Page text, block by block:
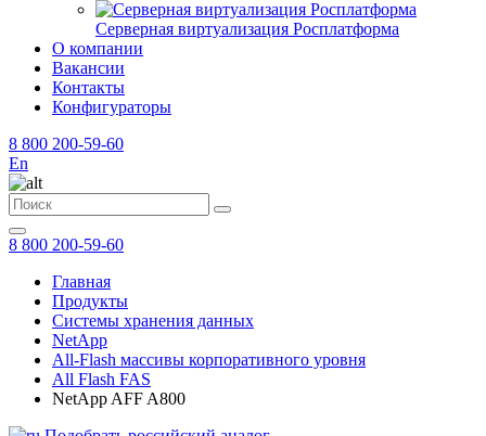
Серверная виртуализация Росплатформа
О компании
Вакансии
Контакты
Конфигураторы
8 800 200-59-60
En
8 800 200-59-60
Главная
Продукты
Системы хранения данных
NetApp
All-Flash массивы корпоративного уровня
All Flash FAS
NetApp AFF A800